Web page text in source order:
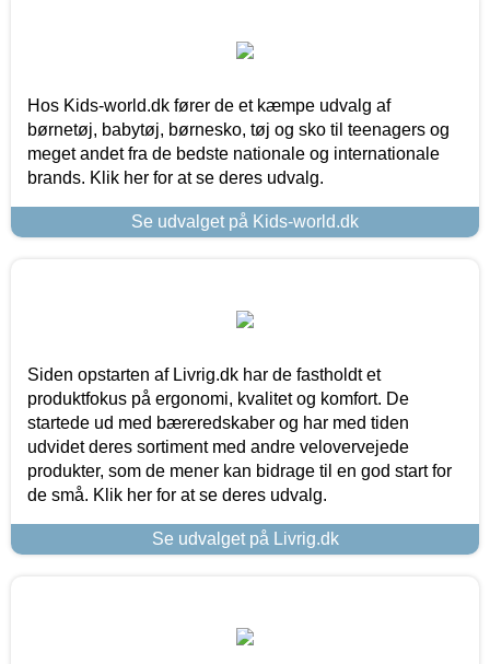
Hos Kids-world.dk fører de et kæmpe udvalg af
børnetøj, babytøj, børnesko, tøj og sko til teenagers og
meget andet fra de bedste nationale og internationale
brands. Klik her for at se deres udvalg.
Se udvalget på Kids-world.dk
Siden opstarten af Livrig.dk har de fastholdt et
produktfokus på ergonomi, kvalitet og komfort. De
startede ud med bæreredskaber og har med tiden
udvidet deres sortiment med andre velovervejede
produkter, som de mener kan bidrage til en god start for
de små. Klik her for at se deres udvalg.
Se udvalget på Livrig.dk